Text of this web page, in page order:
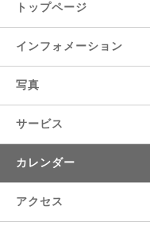
トップページ
インフォメーション
写真
サービス
カレンダー
アクセス